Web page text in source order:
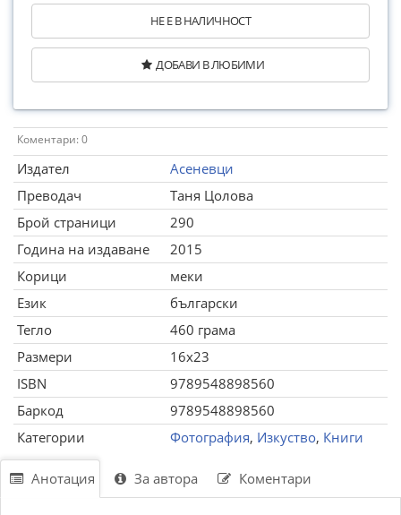
НЕ Е В НАЛИЧНОСТ
ДОБАВИ В ЛЮБИМИ
Коментари: 0
Издател
Асеневци
Преводач
Таня Цолова
Брой страници
290
Година на издаване
2015
Корици
меки
Език
български
Тегло
460 грама
Размери
16x23
ISBN
9789548898560
Баркод
9789548898560
Категории
Фотография, Изкуство, Книги
Анотация За автора Коментари